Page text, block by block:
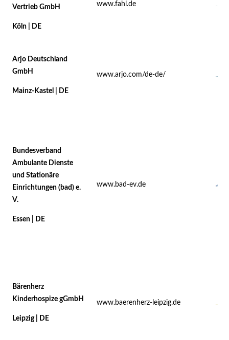
Vertrieb GmbH
Köln | DE
www.fahl.de
Arjo Deutschland
GmbH
Mainz-Kastel | DE
www.arjo.com/de-de/
Bundesverband
Ambulante Dienste
und Stationäre
Einrichtungen (bad) e.
V.
Essen | DE
www.bad-ev.de
Bärenherz
Kinderhospize gGmbH
Leipzig | DE
www.baerenherz-leipzig.de